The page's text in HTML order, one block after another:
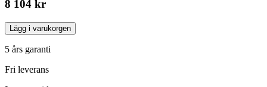
8 104 kr
Lägg i varukorgen
5 års garanti
Fri leverans